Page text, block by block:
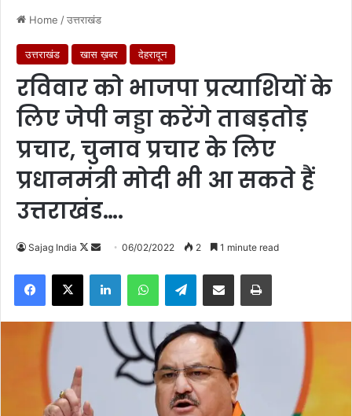
Home /उत्तराखंड
उत्तराखंड खास ख़बर देहरादून
रविवार को भाजपा प्रत्याशियों के
लिए जेपी नड्डा करेंगे ताबड़तोड़
प्रचार, चुनाव प्रचार के लिए
प्रधानमंत्री मोदी भी आ सकते हैं
उत्तराखंड….
Sajag India
F
l
o
n
d
a
06/02/2022 2 1 minute read
Telegram